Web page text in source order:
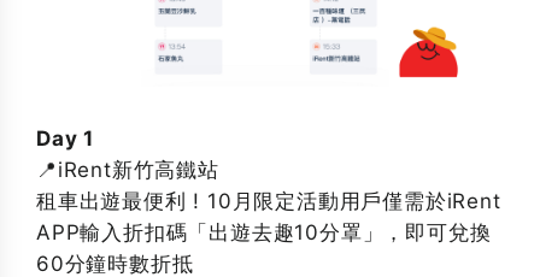
Day 1
📍iRent新竹高鐵站
租車出遊最便利 ! 10月限定活動用戶僅需於iRent
APP輸入折扣碼「出遊去趣10分罩」，即可兌換
60分鐘時數折抵